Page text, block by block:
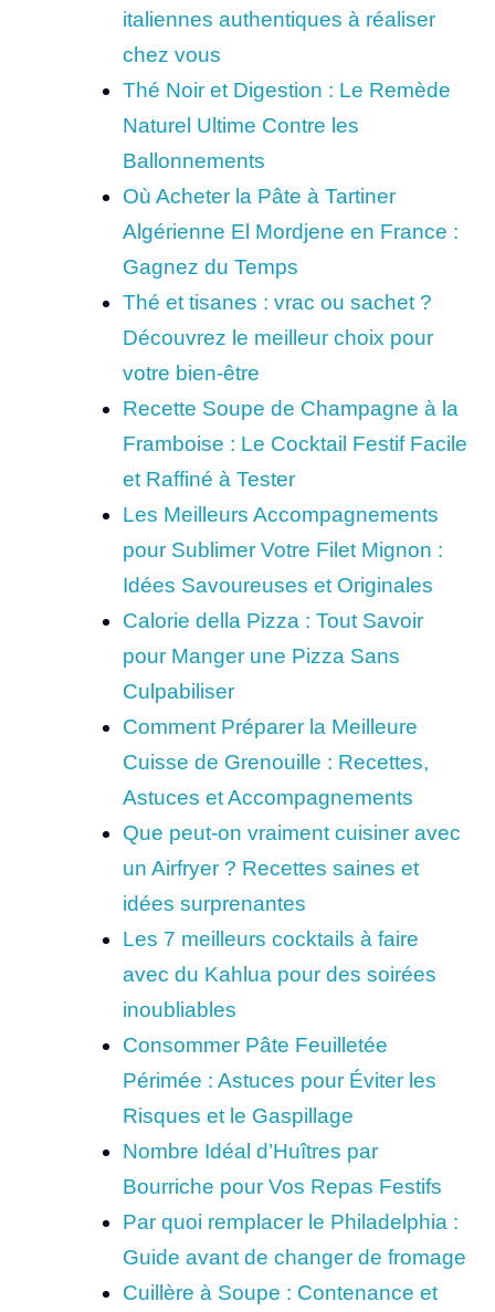
italiennes authentiques à réaliser
chez vous
Thé Noir et Digestion : Le Remède
Naturel Ultime Contre les
Ballonnements
Où Acheter la Pâte à Tartiner
Algérienne El Mordjene en France :
Gagnez du Temps
Thé et tisanes : vrac ou sachet ?
Découvrez le meilleur choix pour
votre bien-être
Recette Soupe de Champagne à la
Framboise : Le Cocktail Festif Facile
et Raffiné à Tester
Les Meilleurs Accompagnements
pour Sublimer Votre Filet Mignon :
Idées Savoureuses et Originales
Calorie della Pizza : Tout Savoir
pour Manger une Pizza Sans
Culpabiliser
Comment Préparer la Meilleure
Cuisse de Grenouille : Recettes,
Astuces et Accompagnements
Que peut-on vraiment cuisiner avec
un Airfryer ? Recettes saines et
idées surprenantes
Les 7 meilleurs cocktails à faire
avec du Kahlua pour des soirées
inoubliables
Consommer Pâte Feuilletée
Périmée : Astuces pour Éviter les
Risques et le Gaspillage
Nombre Idéal d’Huîtres par
Bourriche pour Vos Repas Festifs
Par quoi remplacer le Philadelphia :
Guide avant de changer de fromage
Cuillère à Soupe : Contenance et